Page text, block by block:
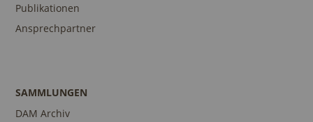
Publikationen
Ansprechpartner
SAMMLUNGEN
DAM Archiv